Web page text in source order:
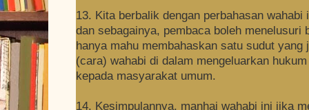
13. Kita berbalik dengan perbahasan
dan sebagainya, pembaca boleh menelusuri
hanya mahu membahaskan satu sudut
(cara) wahabi di dalam mengeluarkan
kepada masyarakat umum.
14. Kesimpulannya, manhaj wahabi ini jika